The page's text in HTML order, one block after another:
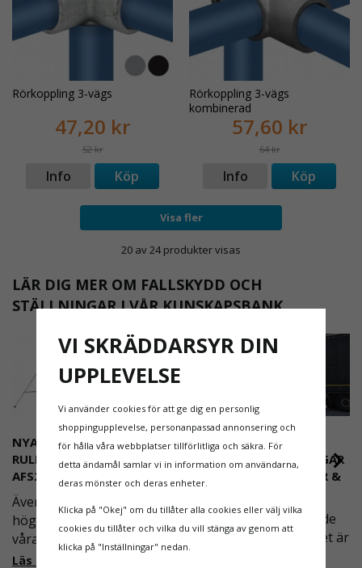
Rörkoppling 3-vägs
47,20 kr
52 kr
Info Köp
Rörkoppling 3-vägs
kombinerad
57,60 kr
64 kr
Info Köp
Visa fler
20 av 24 produkter visas
LÄR DIG MER OM FALLSKYDD OCH
STÄLLNINGAR I VÅR KUNSKAPSBANK
NYA REGLER FÖR
RULLSTÄLLNING -
AFS2023:9 & EN1004:2020
Även om det kan verka
högst osannolikt så är
våra regler för rullställning
i Sverige slappare än de
SKRÄDDARSYDDA OCH
SÄKRA ACCESSLÖSNINGAR
| ARBETSPLATTFORMAR &
I en arbetsmiljö där både
effektivitet och säkerhet är
avgörande, spelar
VI SKRÄDDARSYR DIN
UPPLEVELSE
Vi använder cookies för att ge dig en personlig
shoppingupplevelse, personanpassad annonsering och
för hålla våra webbplatser tillförlitliga och säkra. För
detta ändamål samlar vi in information om användarna,
deras mönster och deras enheter.
Klicka på "Okej" om du tillåter alla cookies eller välj vilka
cookies du tillåter och vilka du vill stänga av genom att
klicka på "Inställningar" nedan.